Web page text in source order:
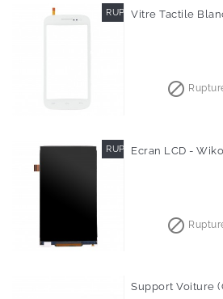
RUPTURE DE STOCK
Vitre Tactile

RUPTURE DE STOCK
Ecran LCD -

Support Voiture